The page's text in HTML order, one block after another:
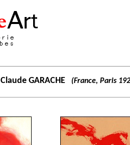
Claude GARACHE (France, Paris